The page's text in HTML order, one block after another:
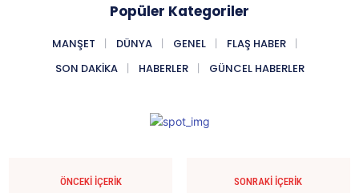
Popüler Kategoriler
MANŞET DÜNYA GENEL
FLAŞ HABER
SON DAKIKA
HABERLER GÜNCEL HABERLER
ÖNCEKI İÇERIK SONRAKI İÇERIK